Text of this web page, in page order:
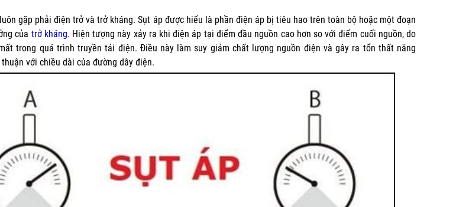
gặp phải điện trở và trở kháng. Sụt áp được hiểu là phần điện áp bị tiêu hao trên toàn bộ hoặc một đoạn
của trở kháng. Hiện tượng này xảy ra khi điện áp tại điểm đầu nguồn cao hơn so với điểm cuối nguồn, do
trong quá trình truyền tải điện. Điều này làm suy giảm chất lượng nguồn điện và gây ra tổn thất năng
với chiều dài của đường dây điện.